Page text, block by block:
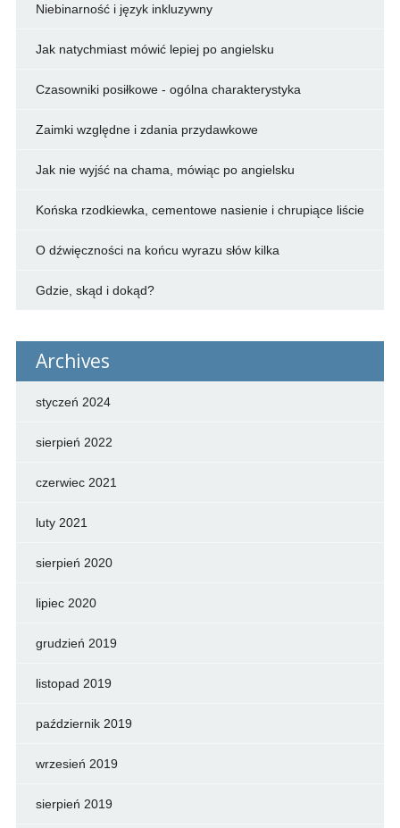
Niebinarność i język inkluzywny
Jak natychmiast mówić lepiej po angielsku
Czasowniki posiłkowe - ogólna charakterystyka
Zaimki względne i zdania przydawkowe
Jak nie wyjść na chama, mówiąc po angielsku
Końska rzodkiewka, cementowe nasienie i chrupiące liście
O dźwięczności na końcu wyrazu słów kilka
Gdzie, skąd i dokąd?
Archives
styczeń 2024
sierpień 2022
czerwiec 2021
luty 2021
sierpień 2020
lipiec 2020
grudzień 2019
listopad 2019
październik 2019
wrzesień 2019
sierpień 2019